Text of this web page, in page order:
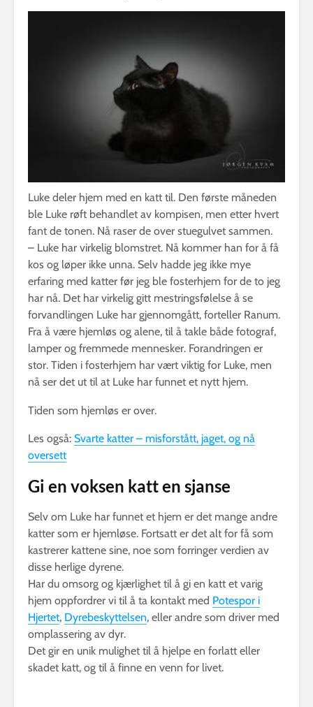
Luke deler hjem med en katt til. Den første måneden
ble Luke røft behandlet av kompisen, men etter hvert
fant de tonen. Nå raser de over stuegulvet sammen.
– Luke har virkelig blomstret. Nå kommer han for å få
kos og løper ikke unna. Selv hadde jeg ikke mye
erfaring med katter før jeg ble fosterhjem for de to jeg
har nå. Det har virkelig gitt mestringsfølelse å se
forvandlingen Luke har gjennomgått, forteller Ranum.
Fra å være hjemløs og alene, til å takle både fotograf,
lamper og fremmede mennesker. Forandringen er
stor. Tiden i fosterhjem har vært viktig for Luke, men
nå ser det ut til at Luke har funnet et nytt hjem.
Tiden som hjemløs er over.
Les også: Svarte katter – misforstått, jaget, og nå
oversett
Gi en voksen katt en sjanse
Selv om Luke har funnet et hjem er det mange andre
katter som er hjemløse. Fortsatt er det alt for få som
kastrerer kattene sine, noe som forringer verdien av
disse herlige dyrene.
Har du omsorg og kjærlighet til å gi en katt et varig
hjem oppfordrer vi til å ta kontakt med Potespor i
Hjertet, Dyrebeskyttelsen, eller andre som driver med
omplassering av dyr.
Det gir en unik mulighet til å hjelpe en forlatt eller
skadet katt, og til å finne en venn for livet.